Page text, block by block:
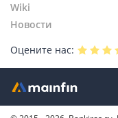
Wiki
Новости
Оцените нас: